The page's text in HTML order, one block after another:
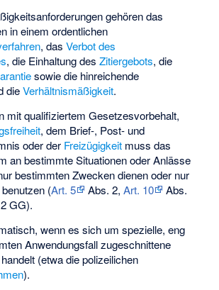
gehören das
in einem ordentlichen
, dasVerbot des
, die Einhaltung desZitiergebots, die
sowie die hinreichende
dieVerhältnismäßigkeit.
mit qualifiziertem Gesetzesvorbehalt,
, dem Brief-, Post- und
oder der Freizügigkeit muss das
an bestimmte Situationen oder Anlässe
bestimmten Zwecken dienen oder nur
(Art. 5 Abs. 2,Art. 10
Abs.
GG).
wenn es sich um spezielle, eng
Anwendungsfall zugeschnittene
(etwa die polizeilichen
).